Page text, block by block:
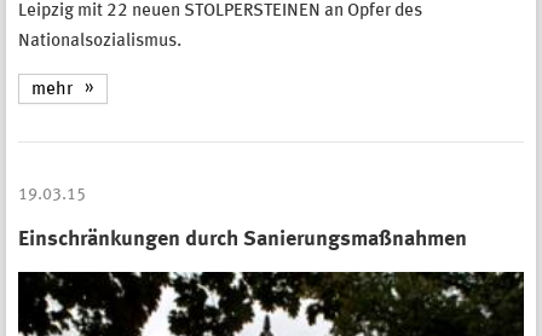
Leipzig mit 22 neuen STOLPERSTEINEN an Opfer des
Nationalsozialismus.
mehr
19.03.15
Einschränkungen durch Sanierungsmaßnahmen